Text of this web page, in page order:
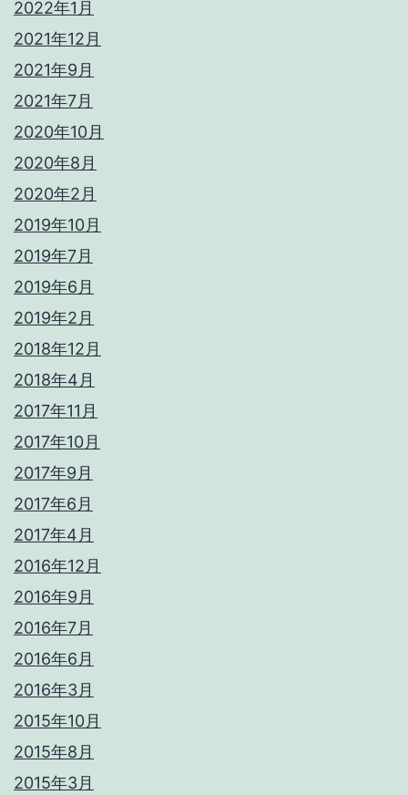
2022年1月
2021年12月
2021年9月
2021年7月
2020年10月
2020年8月
2020年2月
2019年10月
2019年7月
2019年6月
2019年2月
2018年12月
2018年4月
2017年11月
2017年10月
2017年9月
2017年6月
2017年4月
2016年12月
2016年9月
2016年7月
2016年6月
2016年3月
2015年10月
2015年8月
2015年3月